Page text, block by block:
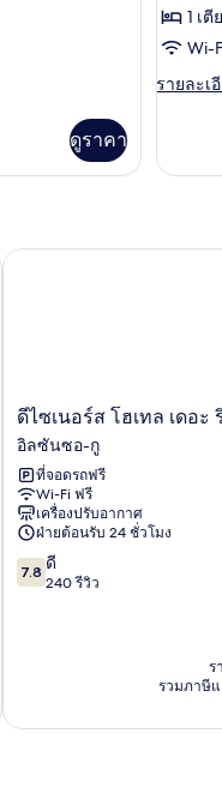
ดูราคา
Deal]
Family
Twin
1 เ
Wi-
รายละเ
ราย
เกี่ยว
Family
ดี
ไซ
เนอ
ร์ส
โฮ
เทล
เดอะ
ริช
อิล
ดีไซเนอร์ส โฮเทล เดอะ
อิลซันซอ-กู
ที่จอดรถฟรี
Wi-Fi ฟรี
เครื่องปรับอากาศ
ฝ่ายต้อนรับ 24 ชั่วโมง
7.8
จาก
7.8 ดี
240 รีวิว
ร
รวมภาษีแ
ดีไซเนอร์ส โฮเทล เดอะ ริช